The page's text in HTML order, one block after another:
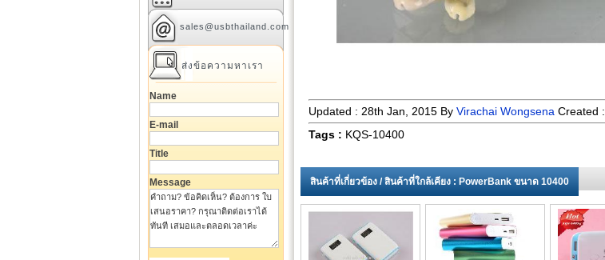
Updated : 28th Jan, 2015 By Virachai Wongsena Created :
Tags : KQS-10400
สินค้าที่เกี่ยวข้อง / สินค้าที่ใกล้เคียง : PowerBank ขนาด 10400
sales@usbthailand.com
ส่งข้อความหาเรา
Name
E-mail
Title
Message